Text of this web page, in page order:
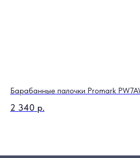
Барабанные палочки Promark
2 340 р.